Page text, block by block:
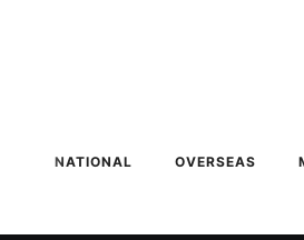
NATIONAL OVERSEAS